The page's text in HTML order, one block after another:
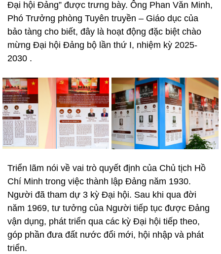
Đại hội Đảng” được trưng bày. Ông Phan Văn Minh,
Phó Trưởng phòng Tuyên truyền – Giáo dục của
bảo tàng cho biết, đây là hoạt động đặc biệt chào
mừng Đại hội Đảng bộ lần thứ I, nhiệm kỳ 2025-
2030 .
Triển lãm nói về vai trò quyết định của Chủ tịch Hồ
Chí Minh trong việc thành lập Đảng năm 1930.
Người đã tham dự 3 kỳ Đại hội. Sau khi qua đời
năm 1969, tư tưởng của Người tiếp tục được Đảng
vận dụng, phát triển qua các kỳ Đại hội tiếp theo,
góp phần đưa đất nước đổi mới, hội nhập và phát
triển.